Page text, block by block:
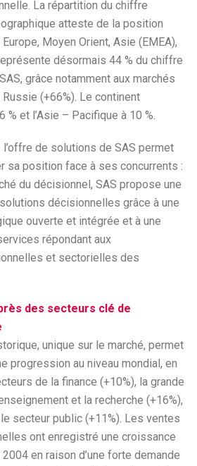
La répartition du chiffre
atteste de la position
Moyen Orient, Asie (EMEA),
désormais 44 % du chiffre
grâce notamment aux marchés
(+66%). Le continent
% et l’Asie – Pacifique à 10 %.
de solutions de SAS permet
sa position face à ses concurrents :
du décisionnel, SAS propose une
décisionnelles grâce à une
ouverte et intégrée et à une
répondant aux
et sectorielles des
des secteurs clé de
unique sur le marché, permet
progression au niveau mondial, en
de la finance (+10%), la grande
et la recherche (+16%),
secteur public (+11%). Les ventes
ont enregistré une croissance
en raison d’une forte demande